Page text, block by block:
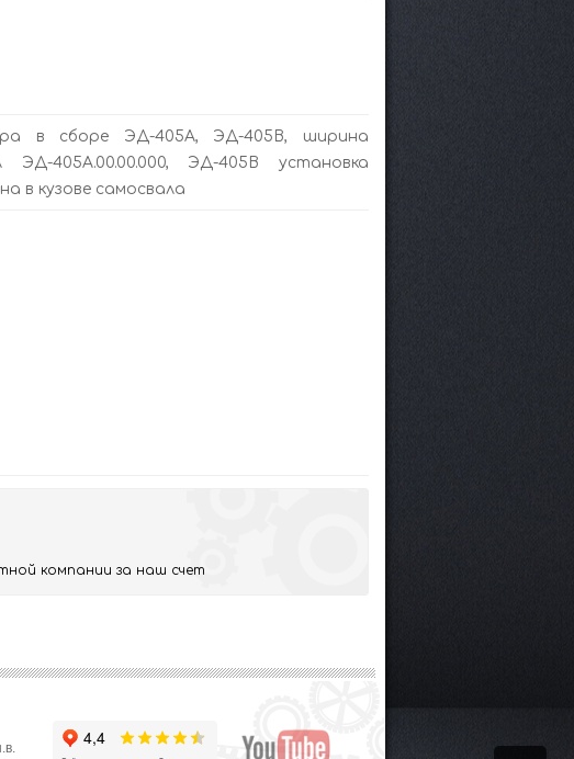
в сборе ЭД-405А, ЭД-405В, ширина
405А.00.00.000, ЭД-405В установка
в кузове самосвала
компании за наш счет